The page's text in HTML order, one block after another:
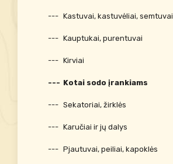
Kastuvai, kastuvėliai, semtuvai
Kauptukai, purentuvai
Kirviai
Kotai sodo įrankiams
Sekatoriai, žirklės
Karučiai ir jų dalys
Pjautuvai, peiliai, kapoklės